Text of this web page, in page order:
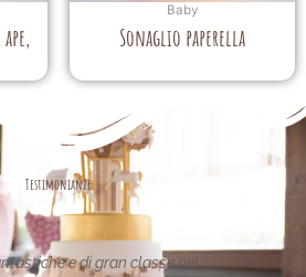
Baby
Sonaglio paperella
Testimonianze
Le creazioni sono fantastiche